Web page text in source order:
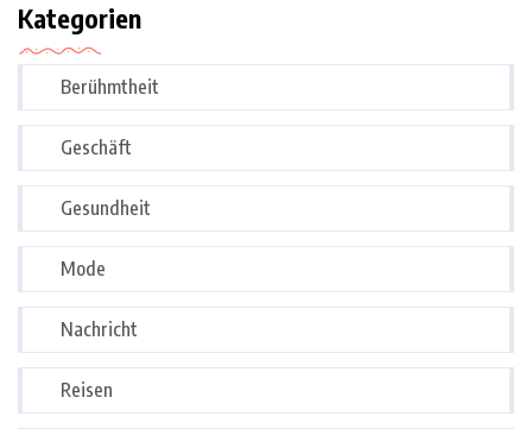
Kategorien
Berühmtheit
Geschäft
Gesundheit
Mode
Nachricht
Reisen